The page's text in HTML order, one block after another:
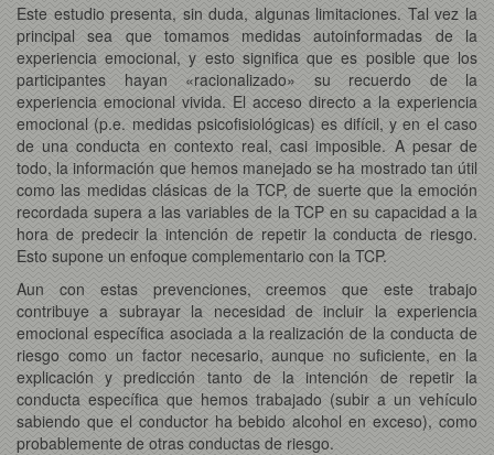
Este estudio presenta, sin duda, algunas limitaciones. Tal vez la
principal sea que tomamos medidas autoinformadas de la
experiencia emocional, y esto significa que es posible que los
participantes hayan «racionalizado» su recuerdo de la
experiencia emocional vivida. El acceso directo a la experiencia
emocional (p.e. medidas psicofisiológicas) es difícil, y en el caso
de una conducta en contexto real, casi imposible. A pesar de
todo, la información que hemos manejado se ha mostrado tan útil
como las medidas clásicas de la TCP, de suerte que la emoción
recordada supera a las variables de la TCP en su capacidad a la
hora de predecir la intención de repetir la conducta de riesgo.
Esto supone un enfoque complementario con la TCP.
Aun con estas prevenciones, creemos que este trabajo
contribuye a subrayar la necesidad de incluir la experiencia
emocional específica asociada a la realización de la conducta de
riesgo como un factor necesario, aunque no suficiente, en la
explicación y predicción tanto de la intención de repetir la
conducta específica que hemos trabajado (subir a un vehículo
sabiendo que el conductor ha bebido alcohol en exceso), como
probablemente de otras conductas de riesgo.